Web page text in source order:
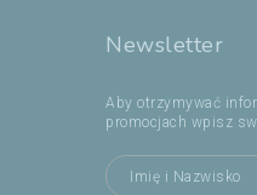
Newsletter
Aby otrzymywać
promocjach wpisz